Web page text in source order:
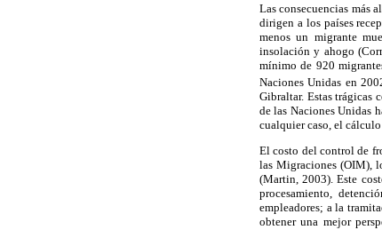
Las consecuencias más
dirigen a los países
menos un migrante
insolación y ahogo
mínimo de 920
Naciones Unidas en
Gibraltar. Estas trágicas
de las Naciones Unidas
cualquier caso, el
El costo del control de
las Migraciones (OIM),
(Martin, 2003). Este
procesamiento,
empleadores; a la
obtener una mejor